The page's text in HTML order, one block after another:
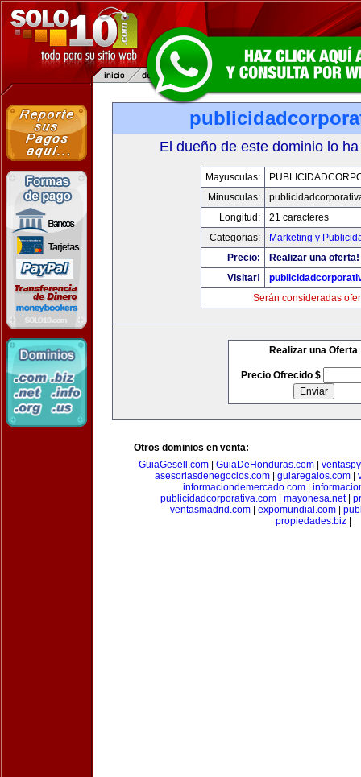
El dueño de este dominio lo
Mayusculas:
Minusculas:
Longitud:
21 caracteres
Categorias:
Marketing y
Precio:
Realizar una oferta!
Visitar!
Serán consideradas
Realizar una Oferta
Precio Ofrecido $
Otros dominios en venta:
GuiaGesell.com| GuiaDeHonduras.com|
asesoriasdenegocios.com
guiaregalos.com
informaciondemercado.com|
publicidadcorporativa.com
mayonesa.net|
ventasmadrid.com
expomundial.com
propiedades.biz